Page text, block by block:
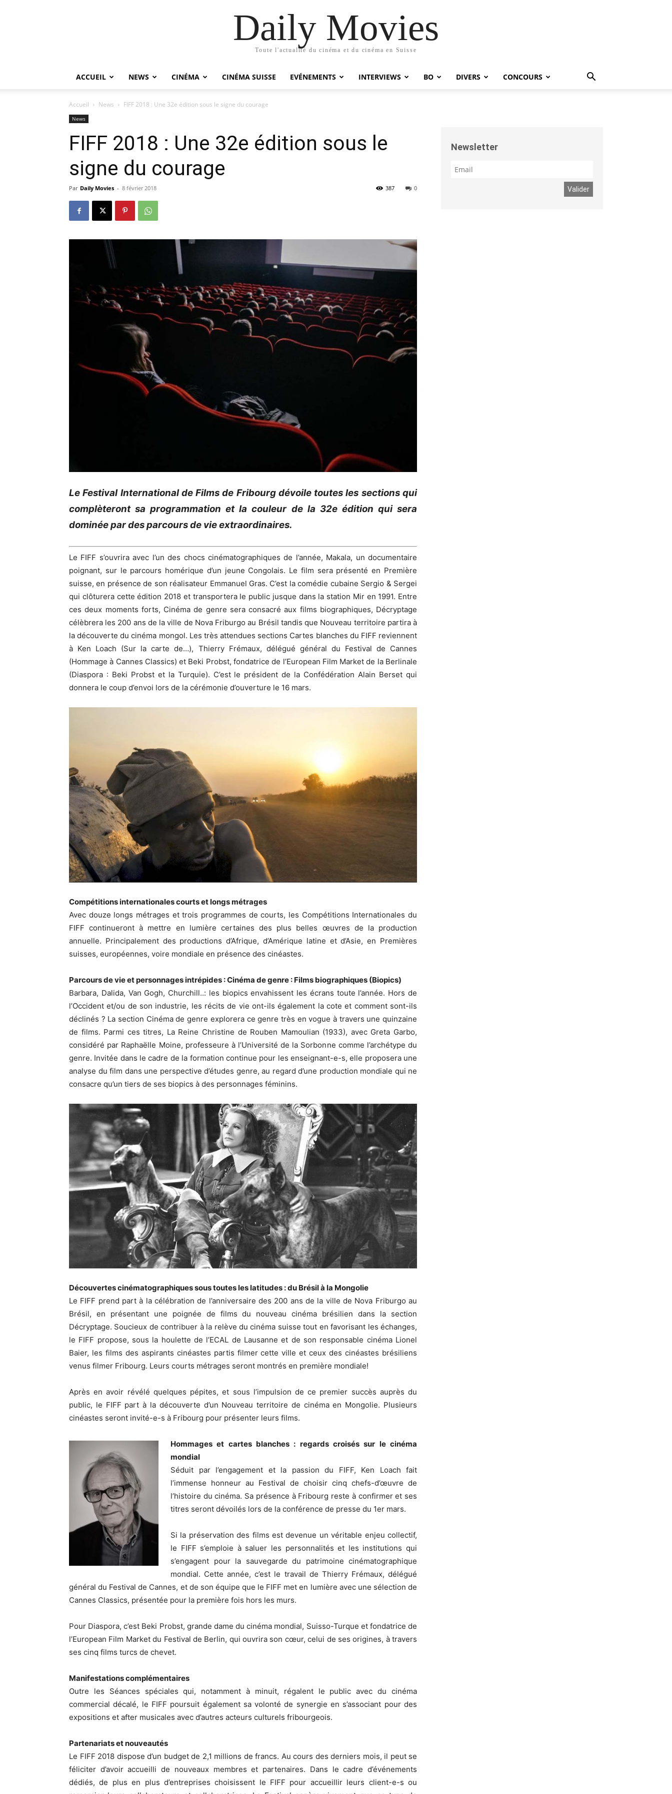
Daily Movies
Toute l'actualité du cinéma et du cinéma en Suisse
ACCUEIL NEWS CINÉMA CINÉMA SUISSE EVÉNEMENTS INTERVIEWS BO DIVERS CONCOURS
Accueil News FIFF 2018 : Une 32e édition sous le signe du courage
News
FIFF 2018 : Une 32e édition sous le
signe du courage
Par Daily Movies - 8 février 2018 0
387
Le Festival International de Films de Fribourg dévoile toutes les sections qui
complèteront sa programmation et la couleur de la 32e édition qui sera
dominée par des parcours de vie extraordinaires.
Le FIFF s’ouvrira avec l’un des chocs cinématographiques de l’année, Makala, un documentaire
poignant, sur le parcours homérique d’un jeune Congolais. Le film sera présenté en Première
suisse, en présence de son réalisateur Emmanuel Gras. C’est la comédie cubaine Sergio & Sergei
qui clôturera cette édition 2018 et transportera le public jusque dans la station Mir en 1991. Entre
ces deux moments forts, Cinéma de genre sera consacré aux films biographiques, Décryptage
célèbrera les 200 ans de la ville de Nova Friburgo au Brésil tandis que Nouveau territoire partira à
la découverte du cinéma mongol. Les très attendues sections Cartes blanches du FIFF reviennent
à Ken Loach (Sur la carte de…), Thierry Frémaux, délégué général du Festival de Cannes
(Hommage à Cannes Classics) et Beki Probst, fondatrice de l’European Film Market de la Berlinale
(Diaspora : Beki Probst et la Turquie). C’est le président de la Confédération Alain Berset qui
donnera le coup d’envoi lors de la cérémonie d’ouverture le 16 mars.
Compétitions internationales courts et longs métrages
Avec douze longs métrages et trois programmes de courts, les Compétitions Internationales du
FIFF continueront à mettre en lumière certaines des plus belles œuvres de la production
annuelle. Principalement des productions d’Afrique, d’Amérique latine et d’Asie, en Premières
suisses, européennes, voire mondiale en présence des cinéastes.
Parcours de vie et personnages intrépides : Cinéma de genre : Films biographiques (Biopics)
Barbara, Dalida, Van Gogh, Churchill..: les biopics envahissent les écrans toute l’année. Hors de
l’Occident et/ou de son industrie, les récits de vie ont-ils également la cote et comment sont-ils
déclinés ? La section Cinéma de genre explorera ce genre très en vogue à travers une quinzaine
de films. Parmi ces titres, La Reine Christine de Rouben Mamoulian (1933), avec Greta Garbo,
considéré par Raphaëlle Moine, professeure à l’Université de la Sorbonne comme l’archétype du
genre. Invitée dans le cadre de la formation continue pour les enseignant-e-s, elle proposera une
analyse du film dans une perspective d’études genre, au regard d’une production mondiale qui ne
consacre qu’un tiers de ses biopics à des personnages féminins.
Découvertes cinématographiques sous toutes les latitudes : du Brésil à la Mongolie
Le FIFF prend part à la célébration de l’anniversaire des 200 ans de la ville de Nova Friburgo au
Brésil, en présentant une poignée de films du nouveau cinéma brésilien dans la section
Décryptage. Soucieux de contribuer à la relève du cinéma suisse tout en favorisant les échanges,
le FIFF propose, sous la houlette de l’ECAL de Lausanne et de son responsable cinéma Lionel
Baier, les films des aspirants cinéastes partis filmer cette ville et ceux des cinéastes brésiliens
venus filmer Fribourg. Leurs courts métrages seront montrés en première mondiale!
Après en avoir révélé quelques pépites, et sous l’impulsion de ce premier succès auprès du
public, le FIFF part à la découverte d’un Nouveau territoire de cinéma en Mongolie. Plusieurs
cinéastes seront invité-e-s à Fribourg pour présenter leurs films.
Hommages et cartes blanches : regards croisés sur le cinéma
mondial
Séduit par l’engagement et la passion du FIFF, Ken Loach fait
l’immense honneur au Festival de choisir cinq chefs-d’œuvre de
l’histoire du cinéma. Sa présence à Fribourg reste à confirmer et ses
titres seront dévoilés lors de la conférence de presse du 1er mars.
Si la préservation des films est devenue un véritable enjeu collectif,
le FIFF s’emploie à saluer les personnalités et les institutions qui
s’engagent pour la sauvegarde du patrimoine cinématographique
mondial. Cette année, c’est le travail de Thierry Frémaux, délégué
général du Festival de Cannes, et de son équipe que le FIFF met en lumière avec une sélection de
Cannes Classics, présentée pour la première fois hors les murs.
Pour Diaspora, c’est Beki Probst, grande dame du cinéma mondial, Suisso-Turque et fondatrice de
l’European Film Market du Festival de Berlin, qui ouvrira son cœur, celui de ses origines, à travers
ses cinq films turcs de chevet.
Manifestations complémentaires
Outre les Séances spéciales qui, notamment à minuit, régalent le public avec du cinéma
commercial décalé, le FIFF poursuit également sa volonté de synergie en s’associant pour des
expositions et after musicales avec d’autres acteurs culturels fribourgeois.
Partenariats et nouveautés
Le FIFF 2018 dispose d’un budget de 2,1 millions de francs. Au cours des derniers mois, il peut se
féliciter d’avoir accueilli de nouveaux membres et partenaires. Dans le cadre d’événements
dédiés, de plus en plus d’entreprises choisissent le FIFF pour accueillir leurs client-e-s ou
Newsletter